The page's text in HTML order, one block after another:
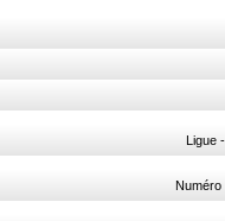
Ligue
Numéro